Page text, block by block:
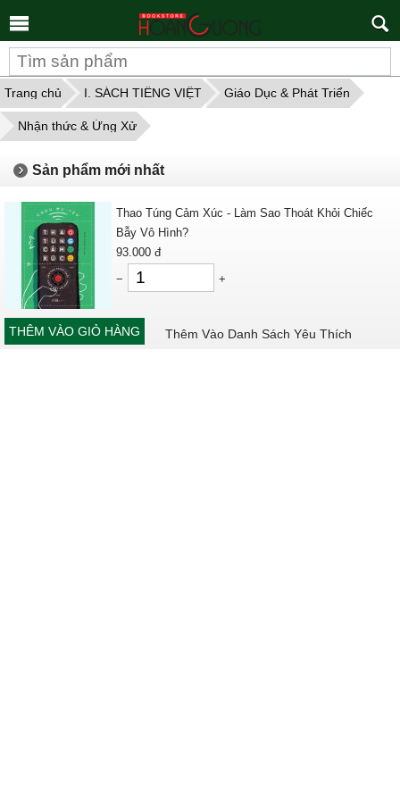
Trang chủ I. SÁCH TIẾNG VIỆT Giáo Dục & Phát Triển
Nhận thức & Ứng Xử
Sản phẩm mới nhất
Thao Túng Cảm Xúc - Làm Sao Thoát Khỏi Chiếc
Bẫy Vô Hình?
93.000 đ
−
+
THÊM VÀO GIỎ HÀNG Thêm Vào Danh Sách Yêu Thích